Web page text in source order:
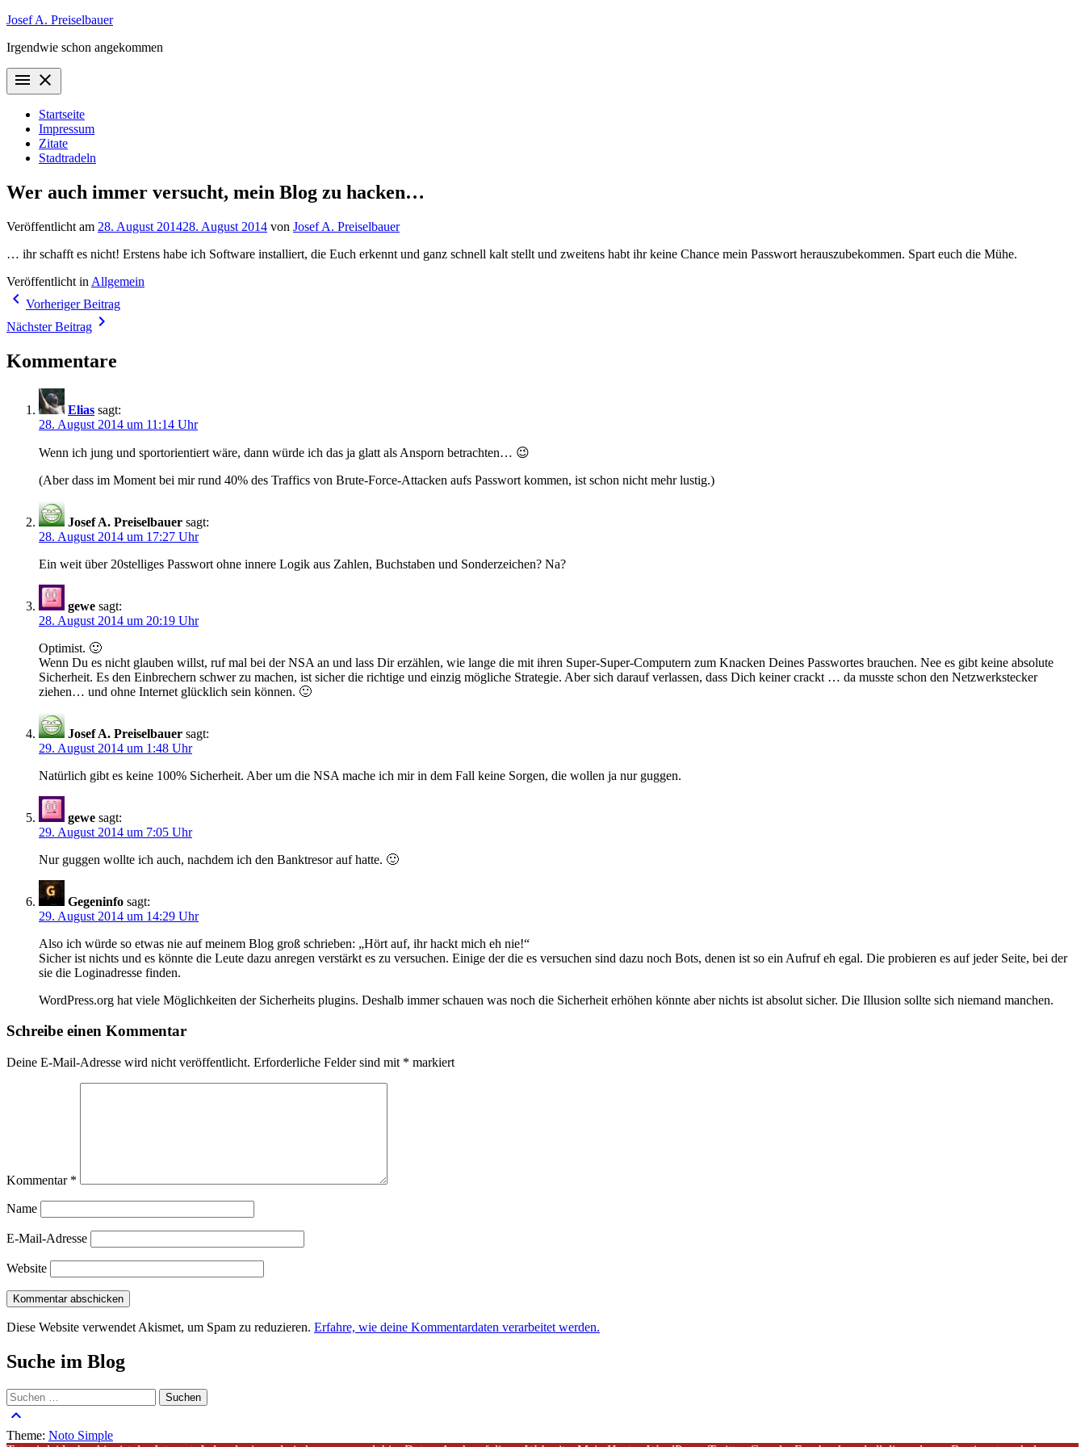
Zum
springen
Josef A. Preiselbauer
Irgendwie schon angekommen
menu close
Startseite
Impressum
Zitate
Stadtradeln
Wer auch immer versucht, mein Blog zu hacken…
Veröffentlicht am 28. August 201428. August 2014 von Josef A. Preiselbauer
… ihr schafft es nicht! Erstens habe ich Software installiert, die Euch erkennt und ganz schnell kalt stellt und zweitens habt ihr keine Chance mein Passwort herauszubekommen. Spart euch die Mühe.
Veröffentlicht in Allgemein
Beitragsnavigation
navigate_before Vorheriger Beitrag
Nächster Beitrag navigate_next
Kommentare
Elias sagt:
28. August 2014 um 11:14 Uhr
Wenn ich jung und sportorientiert wäre, dann würde ich das ja glatt als Ansporn betrachten… 😉
(Aber dass im Moment bei mir rund 40% des Traffics von Brute-Force-Attacken aufs Passwort kommen, ist schon nicht mehr lustig.)
Josef A. Preiselbauer sagt:
28. August 2014 um 17:27 Uhr
Ein weit über 20stelliges Passwort ohne innere Logik aus Zahlen, Buchstaben und Sonderzeichen? Na?
gewe sagt:
28. August 2014 um 20:19 Uhr
Optimist. 🙂
Wenn Du es nicht glauben willst, ruf mal bei der NSA an und lass Dir erzählen, wie lange die mit ihren Super-Super-Computern zum Knacken Deines Passwortes brauchen. Nee es gibt keine absolute
Sicherheit. Es den Einbrechern schwer zu machen, ist sicher die richtige und einzig mögliche Strategie. Aber sich darauf verlassen, dass Dich keiner crackt … da musste schon den Netzwerkstecker
ziehen… und ohne Internet glücklich sein können. 🙂
Josef A. Preiselbauer sagt:
29. August 2014 um 1:48 Uhr
Natürlich gibt es keine 100% Sicherheit. Aber um die NSA mache ich mir in dem Fall keine Sorgen, die wollen ja nur guggen.
gewe sagt:
29. August 2014 um 7:05 Uhr
Nur guggen wollte ich auch, nachdem ich den Banktresor auf hatte. 🙂
Gegeninfo sagt:
29. August 2014 um 14:29 Uhr
Also ich würde so etwas nie auf meinem Blog groß schrieben: „Hört auf, ihr hackt mich eh nie!“
Sicher ist nichts und es könnte die Leute dazu anregen verstärkt es zu versuchen. Einige der die es versuchen sind dazu noch Bots, denen ist so ein Aufruf eh egal. Die probieren es auf jeder Seite, bei der
sie die Loginadresse finden.
WordPress.org hat viele Möglichkeiten der Sicherheits plugins. Deshalb immer schauen was noch die Sicherheit erhöhen könnte aber nichts ist absolut sicher. Die Illusion sollte sich niemand manchen.
Schreibe einen Kommentar
Deine E-Mail-Adresse wird nicht veröffentlicht. Erforderliche Felder sind mit * markiert
Kommentar *
Name
E-Mail-Adresse
Website
Diese Website verwendet Akismet, um Spam zu reduzieren. Erfahre, wie deine Kommentardaten verarbeitet werden.
Suche im Blog
Suchen
nach:
keyboard_arrow_up
Theme: Noto Simple